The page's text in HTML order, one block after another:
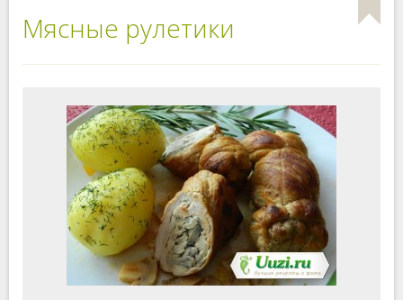
Мясные рулетики